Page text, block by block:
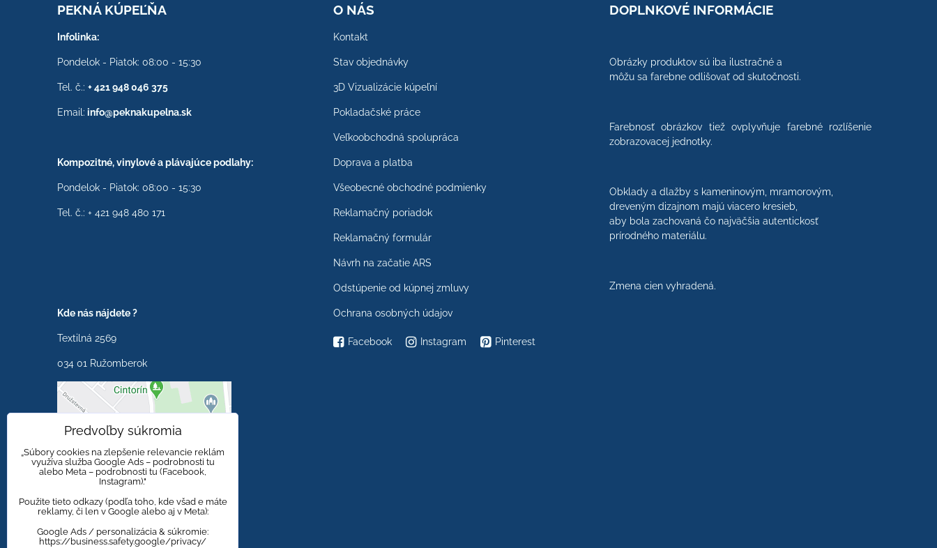
PEKNÁ KÚPEĽŇA
Infolinka:
Pondelok - Piatok: 08:00 - 15:30
Tel. č.: + 421 948 046 375
Email: info@peknakupelna.sk
Kompozitné, vinylové a plávajúce podlahy:
Pondelok - Piatok: 08:00 - 15:30
Tel. č.: + 421 948 480 171
Kde nás nájdete ?
Textilná 2569
034 01 Ružomberok
Externý obsah je
blokovaný Voľbami
súkromia
Prajete si načítať externý
O NÁS
Kontakt
Stav objednávky
3D Vizualizácie kúpeľní
Pokladačské práce
Veľkoobchodná spolupráca
Doprava a platba
Všeobecné obchodné podmienky
Reklamačný poriadok
Reklamačný formulár
Návrh na začatie ARS
Odstúpenie od kúpnej zmluvy
Ochrana osobných údajov
Facebook Instagram Pinterest
DOPLNKOVÉ INFORMÁCIE
Obrázky produktov sú iba ilustračné a
môžu sa farebne odlišovať od skutočnosti.
Farebnosť obrázkov tiež ovplyvňuje farebné rozlíšenie
zobrazovacej jednotky.
Obklady a dlažby s kameninovým, mramorovým,
dreveným dizajnom majú viacero kresieb,
aby bola zachovaná čo najväčšia autentickosť
prírodného materiálu.
Zmena cien vyhradená.
Predvoľby súkromia
„Súbory cookies na zlepšenie relevancie reklám
využíva služba Google Ads – podrobnosti tu
alebo Meta – podrobnosti tu (Facebook,
Instagram)."
Použite tieto odkazy (podľa toho, kde všad e máte
reklamy, či len v Google alebo aj v Meta):
Google Ads / personalizácia & súkromie:
https://business.safety.google/privacy/